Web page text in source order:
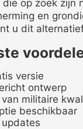
die op zoek zijn
en
u dit
versie
ontwerp
militaire
beschikbaar